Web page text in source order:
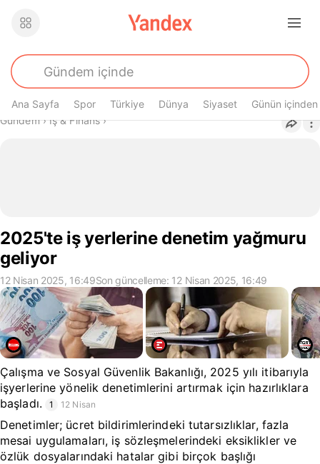
Ana Sayfa Spor Türkiye Dünya Siyaset Günün içinden
Buradasın
Gündem› İş & Finans›
2025'te iş yerlerine denetim yağmuru
geliyor
12 Nisan 2025, 16:49Son güncelleme: 12 Nisan 2025, 16:49
Çalışma ve Sosyal Güvenlik Bakanlığı, 2025 yılı itibarıyla
işyerlerine yönelik denetimlerini artırmak için hazırlıklara
başladı.
1 12 Nisan
Denetimler; ücret bildirimlerindeki tutarsızlıklar, fazla
mesai uygulamaları, iş sözleşmelerindeki eksiklikler ve
özlük dosyalarındaki hatalar gibi birçok başlığı